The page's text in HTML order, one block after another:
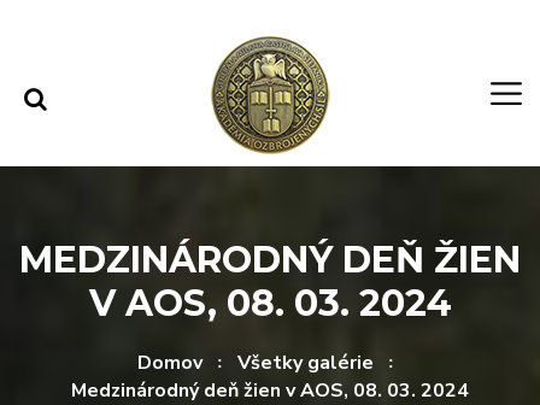
MEDZINÁRODNÝ DEŇ ŽIEN
V AOS, 08. 03. 2024
Domov
Všetky galérie
Medzinárodný deň žien v AOS, 08. 03. 2024